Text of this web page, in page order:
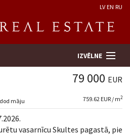
LV EN RU
IZVĒLNE
79 000 EUR
māju 759.62 EUR / m2
vasarnīcu Skultes pagastā, pie